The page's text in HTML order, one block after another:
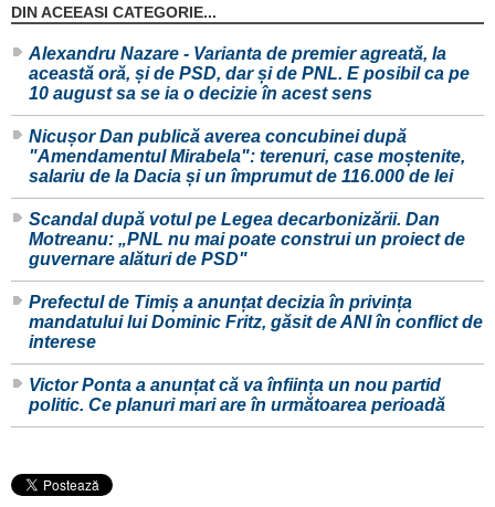
DIN ACEEASI CATEGORIE...
Alexandru Nazare - Varianta de premier agreată, la
această oră, și de PSD, dar și de PNL. E posibil ca pe
10 august sa se ia o decizie în acest sens
Nicușor Dan publică averea concubinei după
"Amendamentul Mirabela": terenuri, case moștenite,
salariu de la Dacia și un împrumut de 116.000 de lei
Scandal după votul pe Legea decarbonizării. Dan
Motreanu: „PNL nu mai poate construi un proiect de
guvernare alături de PSD"
Prefectul de Timiș a anunțat decizia în privința
mandatului lui Dominic Fritz, găsit de ANI în conflict de
interese
Victor Ponta a anunțat că va înființa un nou partid
politic. Ce planuri mari are în următoarea perioadă